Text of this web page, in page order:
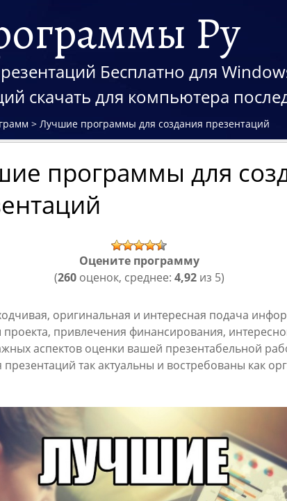
Ру
Бесплатно для
скачать для компьютера
> Лучшие программы для создания презентаций
программы для
Оцените программу
(260оценок, среднее: 4,92из 5)
оригинальная и интересная подача
привлечения финансирования,
аспектов оценки вашей презентабельной
так актуальны и востребованы как